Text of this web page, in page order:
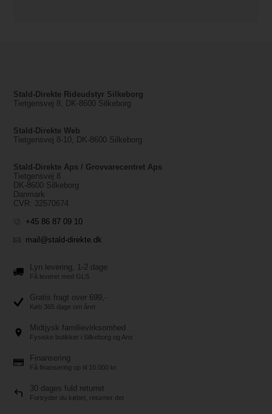
Stald-Direkte Rideudstyr Silkeborg
Tietgensvej 8, DK-8600 Silkeborg
Stald-Direkte Web
Tietgensvej 8-10, DK-8600 Silkeborg
Stald-Direkte Aps / Grovvarecentret Aps
Tietgensvej 8
DK-8600 Silkeborg
Danmark
CVR: 32570674
+45 86 87 09 10
mail@stald-direkte.dk
Lyn levering, 1-2 dage
Få leveret med GLS
Gratis fragt over 699,-
Køb 365 dage om året
Midtjysk familievirksomhed
Fysiske butikker i Silkeborg og Ans
Finansering
Få finansering op til 10.000 kr.
30 dages fuld returret
Fortryder du købet, returner det